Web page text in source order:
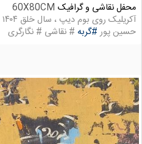
محفل نقاشی و گرافیک 60X80CM
حسین پور#گربه # نقاشی # نگارگری